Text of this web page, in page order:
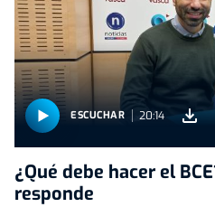
ESCUCHAR 20:14
¿Qué debe hacer el
responde